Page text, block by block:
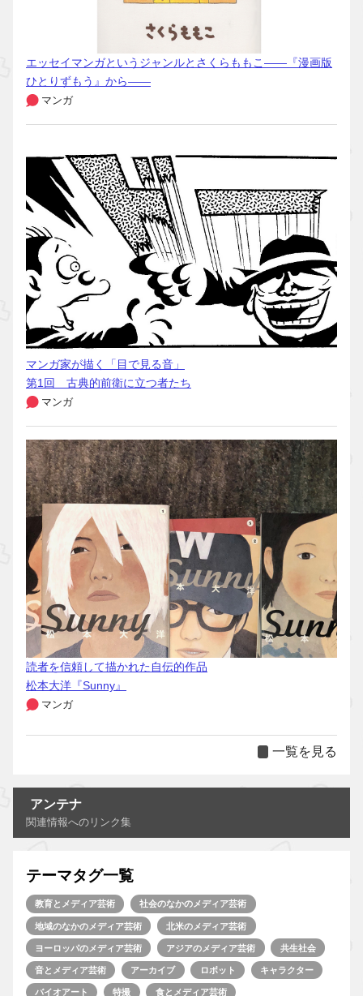
エッセイマンガというジャンルとさくらももこ――『漫画版
ひとりずもう』から――
マンガ
マンガ家が描く「目で見る音」
第1回 古典的前衛に立つ者たち
マンガ
読者を信頼して描かれた自伝的作品
松本大洋『Sunny』
マンガ
一覧を見る
アンテナ
関連情報へのリンク集
テーマタグ一覧
教育とメディア芸術 社会のなかのメディア芸術
地域のなかのメディア芸術 北米のメディア芸術
ヨーロッパのメディア芸術 アジアのメディア芸術 共生社会
音とメディア芸術 アーカイブ ロボット キャラクター
バイオアート 特撮 食とメディア芸術